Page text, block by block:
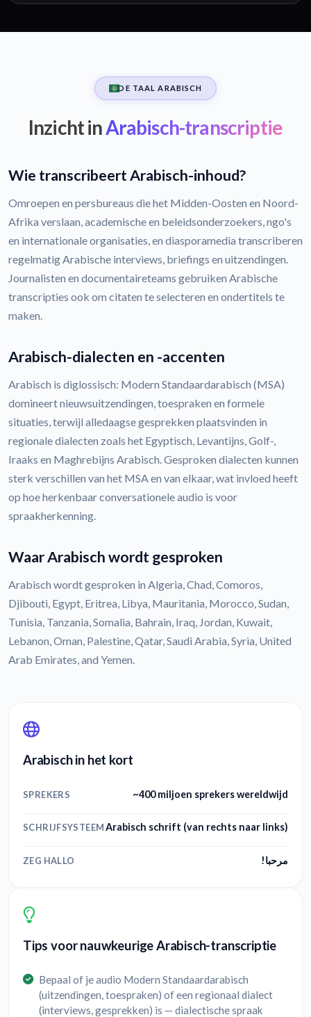
DE TAAL ARABISCH
Inzicht inArabisch-transcriptie
Wie transcribeert Arabisch-inhoud?
Omroepen en persbureaus die het Midden-Oosten en Noord-
Afrika verslaan, academische en beleidsonderzoekers, ngo's
en internationale organisaties, en diasporamedia transcriberen
regelmatig Arabische interviews, briefings en uitzendingen.
Journalisten en documentaireteams gebruiken Arabische
transcripties ook om citaten te selecteren en ondertitels te
maken.
Arabisch-dialecten en -accenten
Arabisch is diglossisch: Modern Standaardarabisch (MSA)
domineert nieuwsuitzendingen, toespraken en formele
situaties, terwijl alledaagse gesprekken plaatsvinden in
regionale dialecten zoals het Egyptisch, Levantijns, Golf-,
Iraaks en Maghrebijns Arabisch. Gesproken dialecten kunnen
sterk verschillen van het MSA en van elkaar, wat invloed heeft
op hoe herkenbaar conversationele audio is voor
spraakherkenning.
Waar Arabisch wordt gesproken
Arabisch wordt gesproken in Algeria, Chad, Comoros,
Djibouti, Egypt, Eritrea, Libya, Mauritania, Morocco, Sudan,
Tunisia, Tanzania, Somalia, Bahrain, Iraq, Jordan, Kuwait,
Lebanon, Oman, Palestine, Qatar, Saudi Arabia, Syria, United
Arab Emirates, and Yemen.
Arabisch in het kort
SPREKERS ~400 miljoen sprekers wereldwijd
SCHRIJFSYSTEEMArabisch schrift (van rechts naar links)
ZEG HALLO مرحبا!
Tips voor nauwkeurige Arabisch-transcriptie
Bepaal of je audio Modern Standaardarabisch
(uitzendingen, toespraken) of een regionaal dialect
(interviews, gesprekken) is — dialectische spraak